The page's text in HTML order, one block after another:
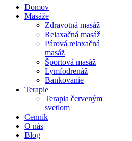
Domov
Masáže
Zdravotná masáž
Relaxačná masáž
Párová relaxačná
masáž
Športová masáž
Lymfodrenáž
Bankovanie
Terapie
Terapia červeným
svetlom
Cenník
O nás
Blog